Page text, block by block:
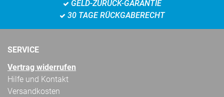
GELD-ZURÜCK-GARANTIE
30 TAGE RÜCKGABERECHT
SERVICE
Vertrag widerrufen
Hilfe und Kontakt
Versandkosten